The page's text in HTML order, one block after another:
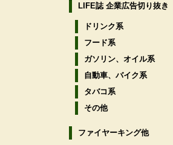
LIFE誌 企業広告切り抜き
ドリンク系
フード系
ガソリン、オイル系
自動車、バイク系
タバコ系
その他
ファイヤーキング他